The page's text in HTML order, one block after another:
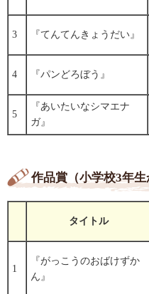
3 『てんてんきょうだい』
4 『パンどろぼう』
5
『あいたいなシマエナ
ガ』
作品賞（小学校3年
タイトル
1
『がっこうのおばけずか
ん』